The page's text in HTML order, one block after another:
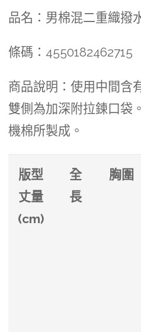
品名：男棉混二重織撥
條碼：4550182462715
商品說明：使用中間含
雙側為加深附拉鍊口袋
機棉所製成。
版型
丈量
(cm)
全
長
胸圍